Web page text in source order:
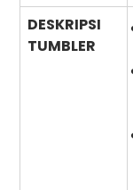
DESKRIPSI
TUMBLER